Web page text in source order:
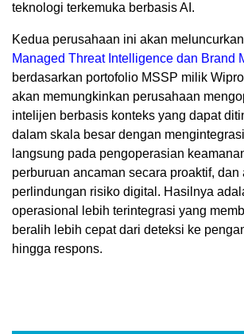
teknologi terkemuka berbasis AI.
Kedua perusahaan ini akan
Managed Threat Intelligence dan Brand
berdasarkan portofolio MSSP milik
akan memungkinkan perusahaan
intelijen berbasis konteks yang dapat
dalam skala besar dengan
langsung pada pengoperasian
perburuan ancaman secara proaktif, dan
perlindungan risiko digital. Hasilnya
operasional lebih terintegrasi yang
beralih lebih cepat dari deteksi ke
hingga respons.